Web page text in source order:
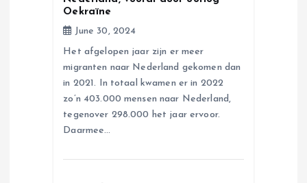
Oekraïne
June 30, 2024
Het afgelopen jaar zijn er meer
migranten naar Nederland gekomen dan
in 2021. In totaal kwamen er in 2022
zo’n 403.000 mensen naar Nederland,
tegenover 298.000 het jaar ervoor.
Daarmee…